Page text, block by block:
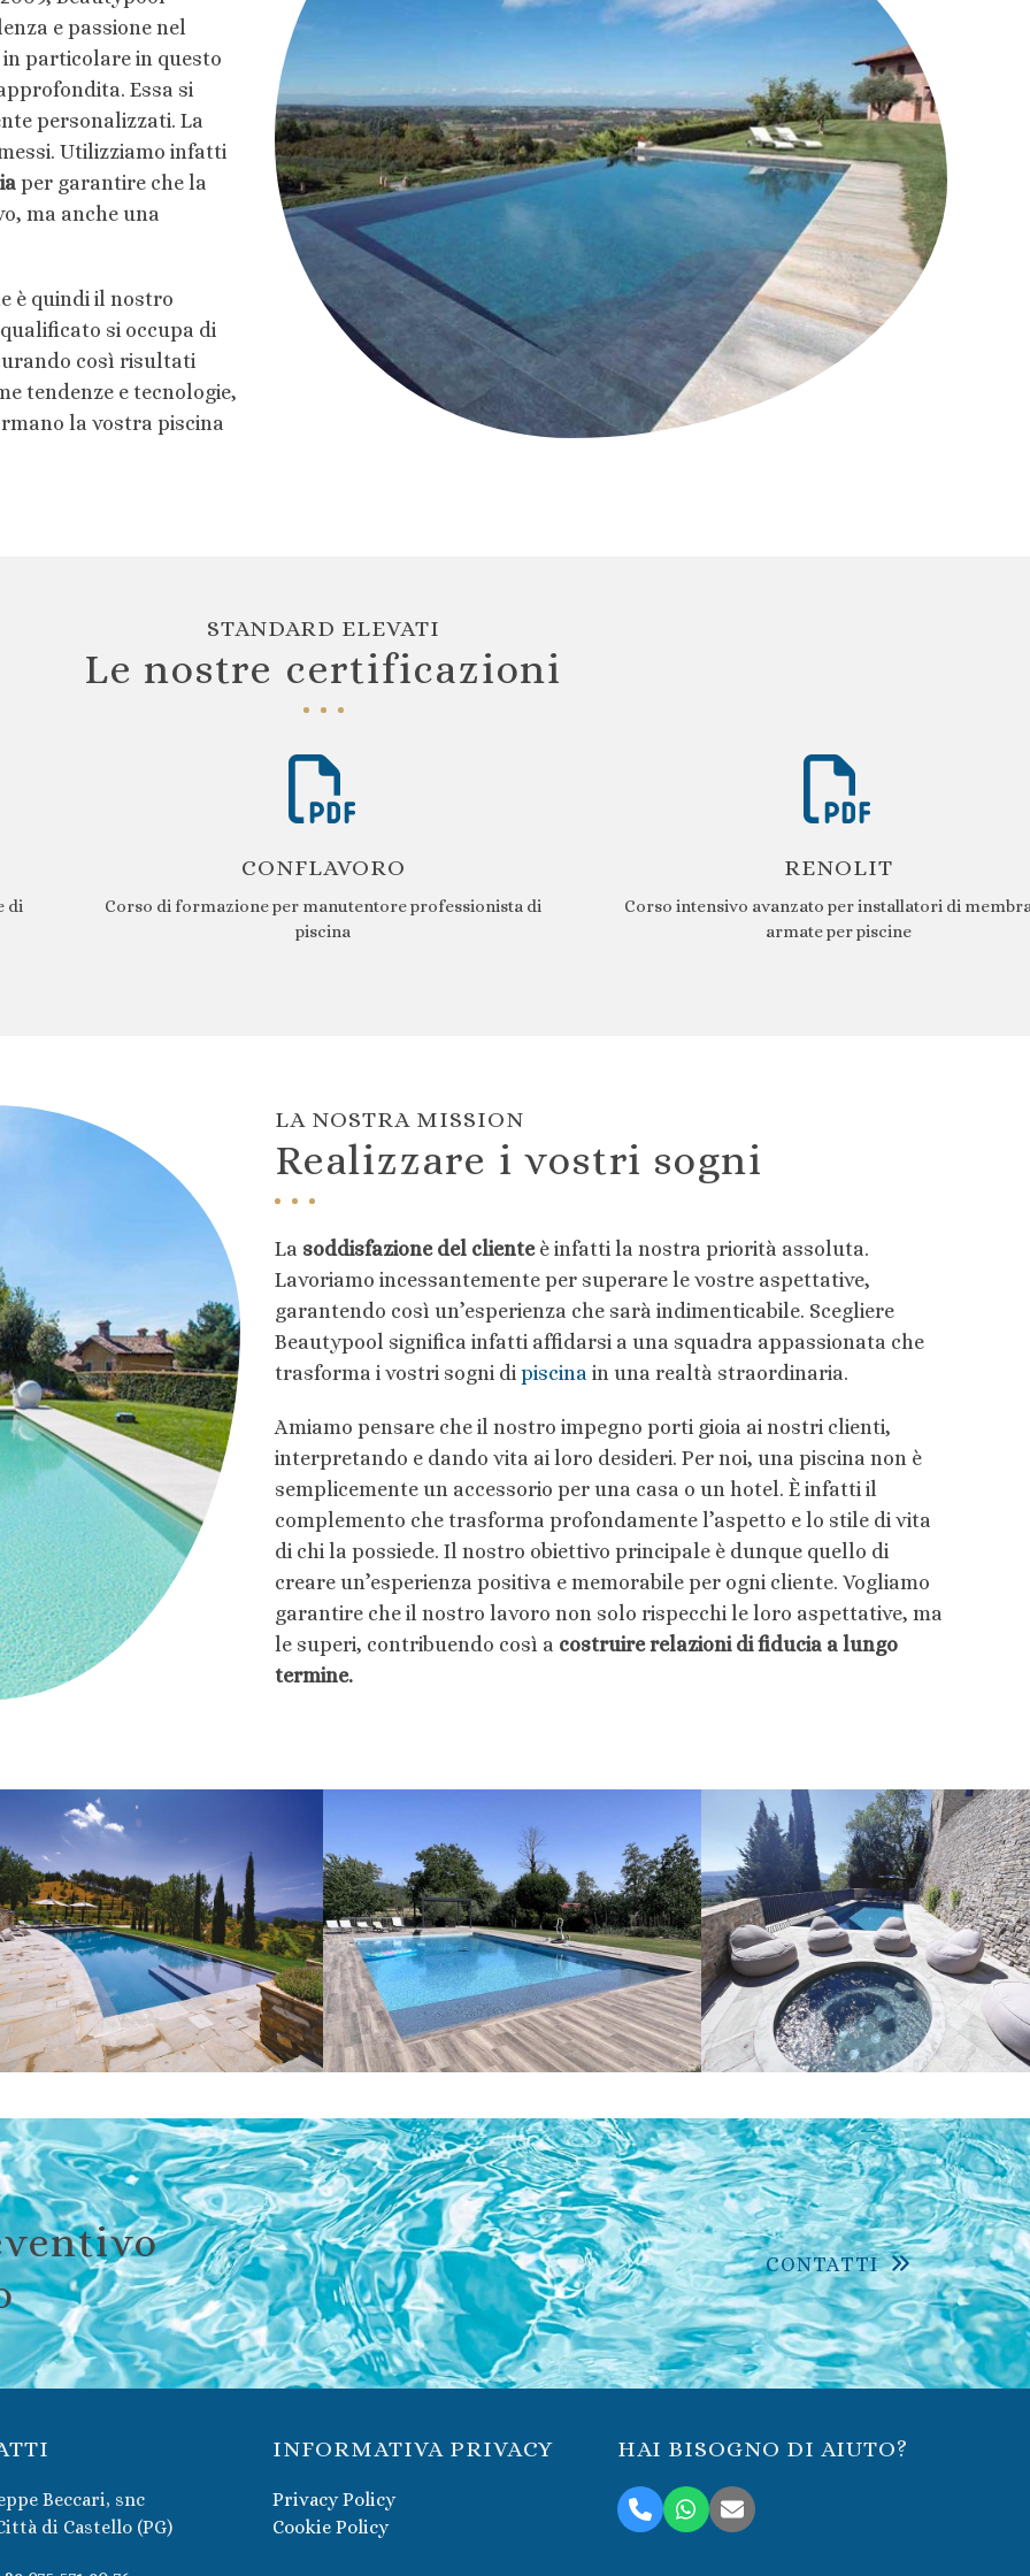
e passione nel
in particolare in questo
Essa si
personalizzati. La
Utilizziamo infatti
per garantire che la
ma anche una
è quindi il nostro
si occupa di
così risultati
tendenze e tecnologie,
la vostra piscina
STANDARD ELEVATI
Le nostre certificazioni
di
CONFLAVORO
Corso di formazione per manutentore professionista di
piscina
RENOLIT
Corso intensivo avanzato per installatori di
armate per piscine
LA NOSTRA MISSION
Realizzare i vostri sogni
La soddisfazione del clienteè infatti la nostra priorità assoluta.
Lavoriamo incessantemente per superare le vostre aspettative,
garantendo così un’esperienza che sarà indimenticabile. Scegliere
Beautypool significa infatti affidarsi a una squadra appassionata che
trasforma i vostri sogni di piscina in una realtà straordinaria.
Amiamo pensare che il nostro impegno porti gioia ai nostri clienti,
interpretando e dando vita ai loro desideri. Per noi, una piscina non è
semplicemente un accessorio per una casa o un hotel. È infatti il
complemento che trasforma profondamente l’aspetto e lo stile di vita
di chi la possiede. Il nostro obiettivo principale è dunque quello di
creare un’esperienza positiva e memorabile per ogni cliente. Vogliamo
garantire che il nostro lavoro non solo rispecchi le loro aspettative, ma
le superi, contribuendo così a costruire relazioni di fiducia a lungo
termine.
CONTATTI
Beccari, snc
di Castello (PG)
INFORMATIVA PRIVACY
Privacy Policy
Cookie Policy
HAI BISOGNO DI AIUTO?
TelefonoWhatsapp
Email